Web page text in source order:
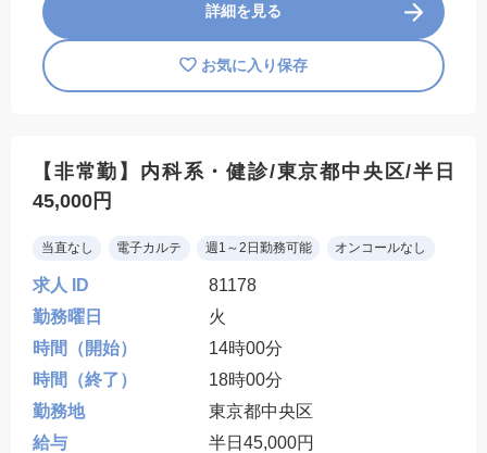
詳細を見る
お気に入り保存
【非常勤】内科系・健診/東京都中央区/半日
45,000円
当直なし 電子カルテ 週1～2日勤務可能 オンコールなし
求人 ID
81178
勤務曜日
火
時間（開始）
14時00分
時間（終了）
18時00分
勤務地
東京都中央区
給与
半日45,000円